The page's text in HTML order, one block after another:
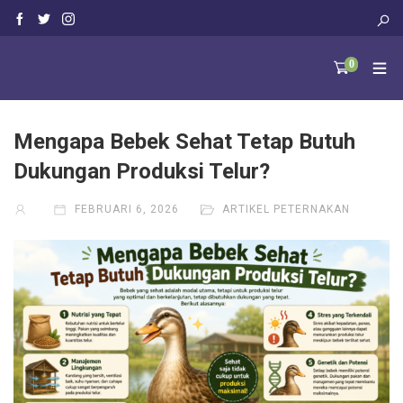
0
Mengapa Bebek Sehat Tetap Butuh
Dukungan Produksi Telur?
FEBRUARI 6, 2026 ARTIKEL PETERNAKAN